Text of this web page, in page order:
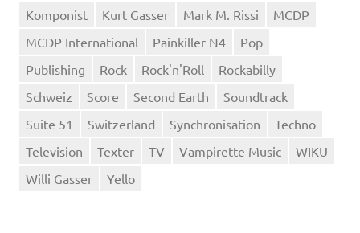
Komponist
Kurt Gasser Mark M. Rissi
MCDP
MCDP International
Painkiller N4
Pop
Publishing
Rock Rock'n'Roll
Rockabilly
Schweiz
Score Second Earth
Soundtrack
Suite 51
Switzerland Synchronisation
Techno
Television
Texter TV Vampirette Music
WIKU
Willi Gasser
Yello